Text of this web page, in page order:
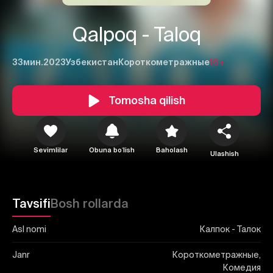
Qalpoq - Taloq
33мин.2023Узбекистан Короткометражные16+
Tomosha qilish
Sevimlilar Obuna boʻlish Baholash Ulashish
TavsifiBosh rollarda
Asl nomi Калпок - Талок
Janr
Короткометражные,
Комедия
1 2
Yuborish
Bekor qilish Tizimga kirish